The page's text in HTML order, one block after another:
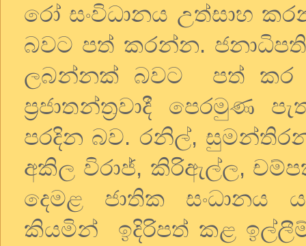
රෝ සංවිධානය උත්සාහ
බවට පත් කරන්න.
ලබන්නක් බවට පත් කර
ප්‍රජාතන්ත්‍රවාදී පෙරමුණ
පරදින බව. රනිල්,
අකිල විරාජ්, කිරිඇල්ල,
දෙමළ ජාතික සංධානය
කියමින් ඉදිරිපත් කළ